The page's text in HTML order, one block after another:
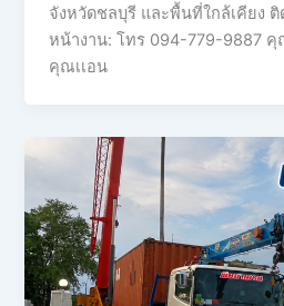
จังหวัดชลบุรี และพื้นที่ใกล้เคียง
หน้างาน: โทร 094-779-9887
คุณเเอน